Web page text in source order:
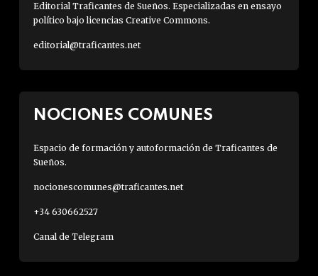
Editorial Traficantes de Sueños. Especializadas en ensayo
político bajo licencias Creative Commons.
editorial@traficantes.net
NOCIONES COMUNES
Espacio de formación y autoformación de Traficantes de
Sueños.
nocionescomunes@traficantes.net
+34 630662527
Canal de Telegram